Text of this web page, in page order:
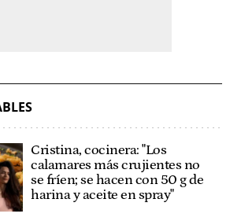
Cristina, cocinera: "Los
calamares más crujientes no
se fríen; se hacen con 50 g de
harina y aceite en spray"